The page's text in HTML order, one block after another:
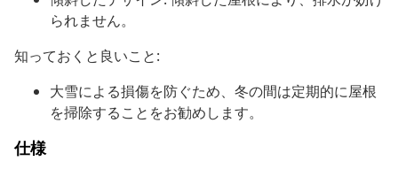
られません。
知っておくと良いこと:
大雪による損傷を防ぐため、冬の間は定期的に屋根
を掃除することをお勧めします。
仕様